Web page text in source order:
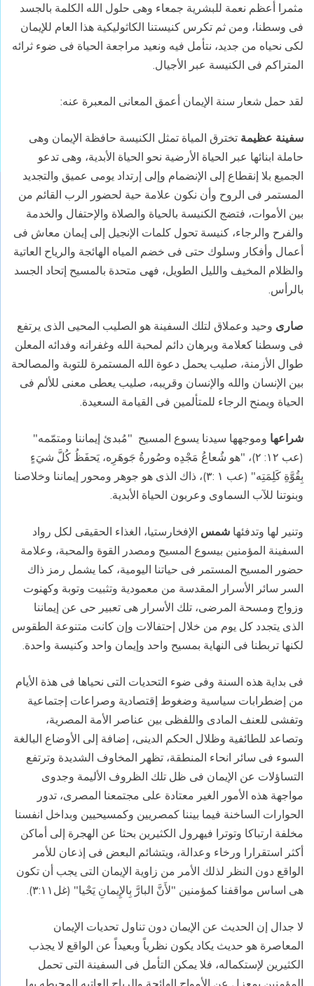
مثمرا أعظم نعمة للبشرية جمعاء وهى حلول الله الكلمة بالجسد
فى وسطنا، ومن ثم تكرس كنيستنا الكاثوليكية هذا العام للإيمان
لكى نحياه من جديد، نتأمل فيه ونعيد مراجعة الحياة فى ضوء ثرائه
المتراكم فى الكنيسة عبر الأجيال.
لقد حمل شعار سنة الإيمان أعمق المعانى المعبرة عنه:
سفينة عظيمة تخترق المياة تمثل الكنيسة حافظة الإيمان وهى
حاملة ابنائها عبر الحياة الأرضية نحو الحياة الأبدية، وهى تدعو
الجميع بلا إنقطاع إلى الإنضمام وإلى إرتداد يومى عميق والتجديد
المستمر فى الروح وأن نكون علامة حية لحضور الرب القائم من
بين الأموات، فتضج الكنيسة بالحياة والصلاة والإحتفال والخدمة
والفرح والرجاء، كنيسة تحول كلمات الإنجيل إلى إيمان معاش فى
أعمال وأفكار وسلوك حتى فى خضم المياه الهائجة والرياح العاتية
والظلام المخيف والليل الطويل، فهى متحدة بالمسيح إتحاد الجسد
بالرأس.
صارى وحيد وعملاق لتلك السفينة هو الصليب المحيى الذى يرتفع
فى وسطنا كعلامة وبرهان دائم لمحبة الله وغفرانه وفدائه المعلن
طوال الأزمنة، صليب يحمل دعوة الله المستمرة للتوبة والمصالحة
بين الإنسان والله والإنسان وقريبه، صليب يعطى معنى للألم فى
الحياة ويمنح الرجاء للمتألمين فى القيامة السعيدة.
شراعها وموجهها سيدنا يسوع المسيح "مُبدئ إيماننا ومتمّمه"
(عب ١٢: ٢)، "هو شُعاعُ مَجْدِه وصُورةُ جَوهَرِه، يَحفَظُ كُلَّ شيَءٍ
بِقُوَّةِ كَلِمَتِه" (عب ١ :٣)، ذاك الذى هو جوهر ومحور إيماننا وخلاصنا
وبنوتنا للآب السماوى وعربون الحياة الأبدية.
وتنير لها وتدفئها شمس الإفخارستيا، الغذاء الحقيقى لكل رواد
السفينة المؤمنين بيسوع المسيح ومصدر القوة والمحبة، وعلامة
حضور المسيح المستمر فى حياتنا اليومية، كما يشمل رمز ذاك
السر سائر الأسرار المقدسة من معمودية وتثبيت وتوبة وكهنوت
وزواج ومسحة المرضى، تلك الأسرار هى تعبير حى عن إيماننا
الذى يتجدد كل يوم من خلال إحتفالات وإن كانت متنوعة الطقوس
لكنها تربطنا فى النهاية بمسيح واحد وإيمان واحد وكنيسة واحدة.
فى بداية هذه السنة وفى ضوء التحديات التى نحياها فى هذة الأيام
من إضطرابات سياسية وضغوط إقتصادية وصراعات إجتماعية
وتفشى للعنف المادى واللفظى بين عناصر الأمة المصرية،
وتصاعد للطائفية وظلال الحكم الدينى، إضافة إلى الأوضاع البالغة
السوء فى سائر انحاء المنطقة، تظهر المخاوف الشديدة وترتفع
التساؤلات عن الإيمان فى ظل تلك الظروف الأليمة وجدوى
مواجهة هذه الأمور الغير معتادة على مجتمعنا المصرى، تدور
الحوارات الساخنة فيما بيننا كمصريين وكمسيحيين وبداخل انفسنا
مخلفة ارتباكا وتوترا فيهرول الكثيرين بحثا عن الهجرة إلى أماكن
أكثر استقرارا ورخاء وعدالة، ويتشائم البعض فى إذعان للأمر
الواقع دون النظر لذلك الأمر من زاوية الإيمان التى يجب أن تكون
هى اساس مواقفنا كمؤمنين "لأَنَّ البارَّ بِالإِيمانِ يَحْيا" (غل٣:١١).
لا جدال إن الحديث عن الإيمان دون تناول تحديات الإيمان
المعاصرة هو حديث يكاد يكون نظرياً وبعيداً عن الواقع لا يجذب
الكثيرين لإستكماله، فلا يمكن التأمل فى السفينة التى تحمل
المؤمنين بمعزل عن الأمواج الهائجة والرياح العاتيه المحيطه بها